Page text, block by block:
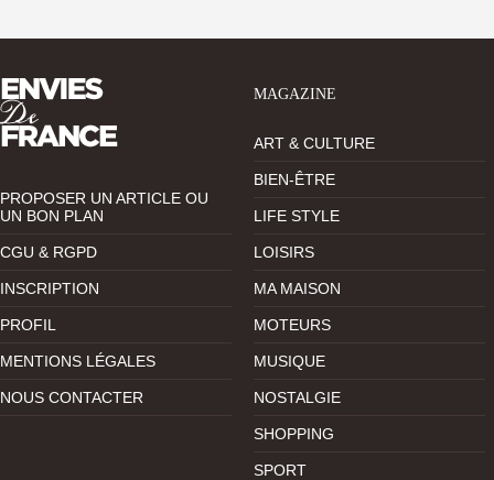
PROPOSER UN ARTICLE OU
UN BON PLAN
CGU & RGPD
INSCRIPTION
PROFIL
MENTIONS LÉGALES
NOUS CONTACTER
MAGAZINE
ART & CULTURE
BIEN-ÊTRE
LIFE STYLE
LOISIRS
MA MAISON
MOTEURS
MUSIQUE
NOSTALGIE
SHOPPING
SPORT